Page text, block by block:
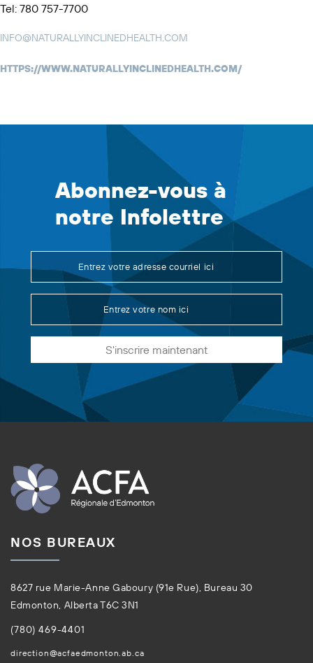
Tel: 780 757-7700
INFO@NATURALLYINCLINEDHEALTH.COM
HTTPS://WWW.NATURALLYINCLINEDHEALTH.COM/
Abonnez-vous à
notre Infolettre
S'inscrire maintenant
NOS BUREAUX
8627 rue Marie-Anne Gaboury (91e Rue), Bureau 30
Edmonton, Alberta T6C 3N1
(780) 469-4401
direction@acfaedmonton.ab.ca